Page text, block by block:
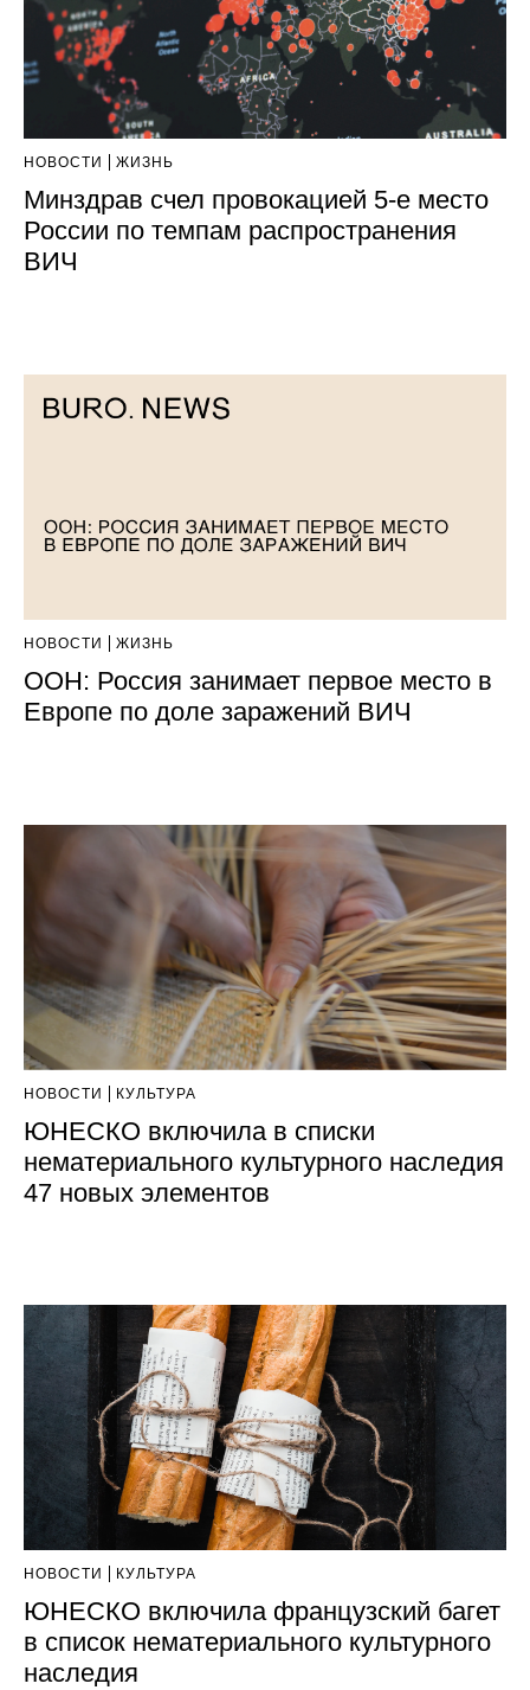
НОВОСТИ ЖИЗНЬ
Минздрав счел провокацией 5-е место
России по темпам распространения
ВИЧ
НОВОСТИ ЖИЗНЬ
ООН: Россия занимает первое место в
Европе по доле заражений ВИЧ
НОВОСТИ КУЛЬТУРА
ЮНЕСКО включила в списки
нематериального культурного наследия
47 новых элементов
НОВОСТИ КУЛЬТУРА
ЮНЕСКО включила французский багет
в список нематериального культурного
наследия